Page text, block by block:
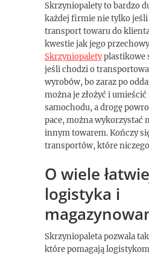
Skrzyniopalety to bardzo
każdej firmie nie tylko jeśli
transport towaru do
kwestie jak jego
Skrzyniopaletyplastikowe
jeśli chodzi o
wyrobów, bo zaraz po
można je złożyć i umieścić
samochodu, a drogę
pace, można wykorzystać
innym towarem. Kończy
transportów, które
O wiele
logistyka i
Skrzyniopaleta pozwala
które pomagają